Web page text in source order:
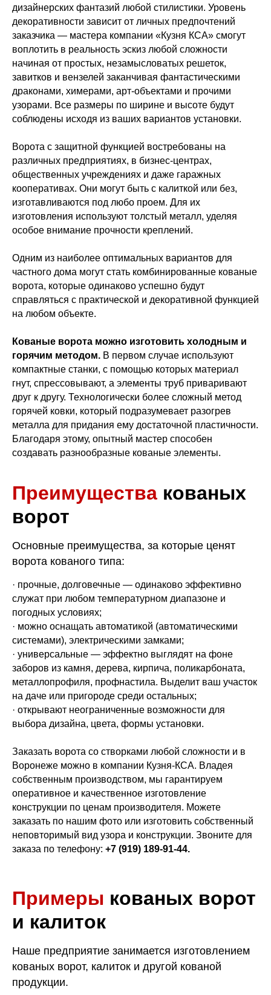
дизайнерских фантазий любой стилистики. Уровень
декоративности зависит от личных предпочтений
заказчика — мастера компании «Кузня КСА» смогут
воплотить в реальность эскиз любой сложности
начиная от простых, незамысловатых решеток,
завитков и вензелей заканчивая фантастическими
драконами, химерами, арт-объектами и прочими
узорами. Все размеры по ширине и высоте будут
соблюдены исходя из ваших вариантов установки.
Ворота с защитной функцией востребованы на
различных предприятиях, в бизнес-центрах,
общественных учреждениях и даже гаражных
кооперативах. Они могут быть с калиткой или без,
изготавливаются под любо проем. Для их
изготовления используют толстый металл, уделяя
особое внимание прочности креплений.
Одним из наиболее оптимальных вариантов для
частного дома могут стать комбинированные кованые
ворота, которые одинаково успешно будут
справляться с практической и декоративной функцией
на любом объекте.
Кованые ворота можно изготовить холодным и
горячим методом. В первом случае используют
компактные станки, с помощью которых материал
гнут, спрессовывают, а элементы труб приваривают
друг к другу. Технологически более сложный метод
горячей ковки, который подразумевает разогрев
металла для придания ему достаточной пластичности.
Благодаря этому, опытный мастер способен
создавать разнообразные кованые элементы.
Преимущества кованых
ворот
Основные преимущества, за которые ценят
ворота кованого типа:
· прочные, долговечные — одинаково эффективно
служат при любом температурном диапазоне и
погодных условиях;
· можно оснащать автоматикой (автоматическими
системами), электрическими замками;
· универсальные — эффектно выглядят на фоне
заборов из камня, дерева, кирпича, поликарбоната,
металлопрофиля, профнастила. Выделит ваш участок
на даче или пригороде среди остальных;
· открывают неограниченные возможности для
выбора дизайна, цвета, формы установки.
Заказать ворота со створками любой сложности и в
Воронеже можно в компании Кузня-КСА. Владея
собственным производством, мы гарантируем
оперативное и качественное изготовление
конструкции по ценам производителя. Можете
заказать по нашим фото или изготовить собственный
неповторимый вид узора и конструкции. Звоните для
заказа по телефону: +7 (919) 189-91-44.
Примеры кованых ворот
и калиток
Наше предприятие занимается изготовлением
кованых ворот, калиток и другой кованой
продукции.